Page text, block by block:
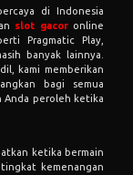
di Indonesia
slot gacoronline
Pragmatic Play,
banyak lainnya.
kami memberikan
bagi semua
Anda peroleh ketika
ketika bermain
kemenangan